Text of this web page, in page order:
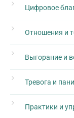
Цифровое
Отношения и
Выгорание и
Тревога и
Практики и